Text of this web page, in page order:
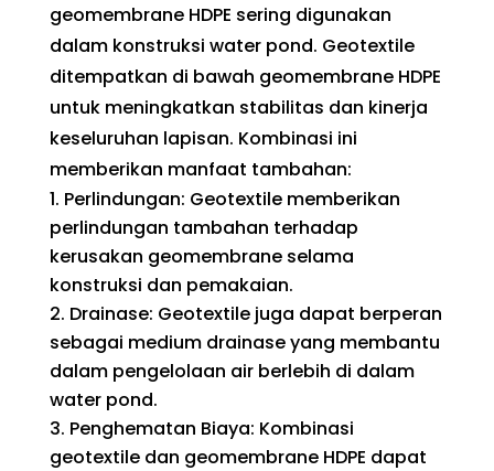
geomembrane HDPE sering digunakan
dalam konstruksi water pond. Geotextile
ditempatkan di bawah geomembrane HDPE
untuk meningkatkan stabilitas dan kinerja
keseluruhan lapisan. Kombinasi ini
memberikan manfaat tambahan:
Perlindungan: Geotextile memberikan
perlindungan tambahan terhadap
kerusakan geomembrane selama
konstruksi dan pemakaian.
Drainase: Geotextile juga dapat berperan
sebagai medium drainase yang membantu
dalam pengelolaan air berlebih di dalam
water pond.
Penghematan Biaya: Kombinasi
geotextile dan geomembrane HDPE dapat